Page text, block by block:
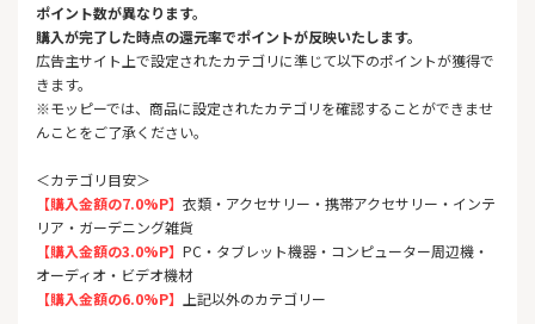
ポイント数が異なります。
購入が完了した時点の還元率でポイントが反映いたします。
広告主サイト上で設定されたカテゴリに準じて以下のポイントが獲得で
きます。
※モッピーでは、商品に設定されたカテゴリを確認することができませ
んことをご了承ください。
＜カテゴリ目安＞
【購入金額の7.0%P】 衣類・アクセサリー・携帯アクセサリー・インテ
リア・ガーデニング雑貨
【購入金額の3.0%P】 PC・タブレット機器・コンピューター周辺機・
オーディオ・ビデオ機材
【購入金額の6.0%P】
上記以外のカテゴリー